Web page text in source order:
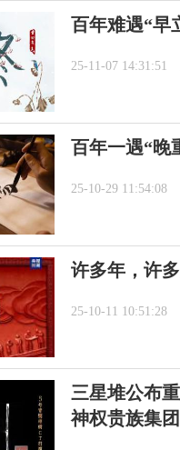
百年难遇“早
25-11-07 14:31:51
百年一遇“晚
25-10-29 11:54:08
许多年，许
25-10-11 10:51:28
三星堆公布
神权贵族集